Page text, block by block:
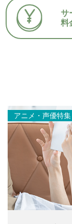
サ
料
アニメ・声優特集